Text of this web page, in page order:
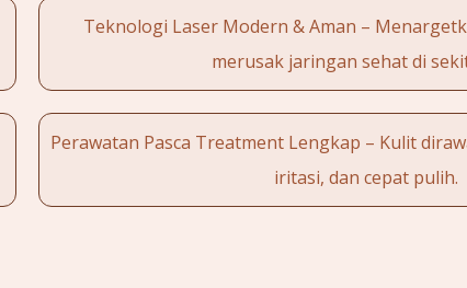
Teknologi Laser Modern & Aman –
merusak jaringan sehat di
Perawatan Pasca Treatment Lengkap – Kulit
iritasi, dan cepat pulih.